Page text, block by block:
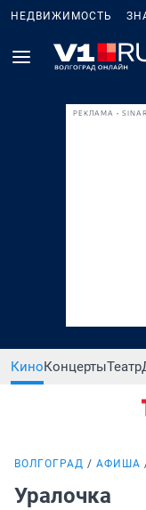
НЕДВИЖИМОСТЬ
РЕКЛАМА •
КиноКонцертыТеатр
ВОЛГОГРАД АФИША
Уралочка